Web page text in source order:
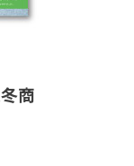
商